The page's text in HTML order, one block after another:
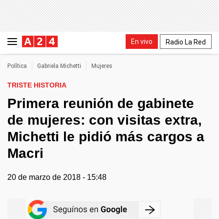
En vivo Radio La Red
Política Gabriela Michetti Mujeres
TRISTE HISTORIA
Primera reunión de gabinete
de mujeres: con visitas extra,
Michetti le pidió más cargos a
Macri
20 de marzo de 2018 - 15:48